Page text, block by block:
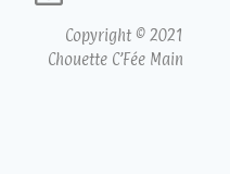
Copyright © 2021
Chouette C’Fée Main